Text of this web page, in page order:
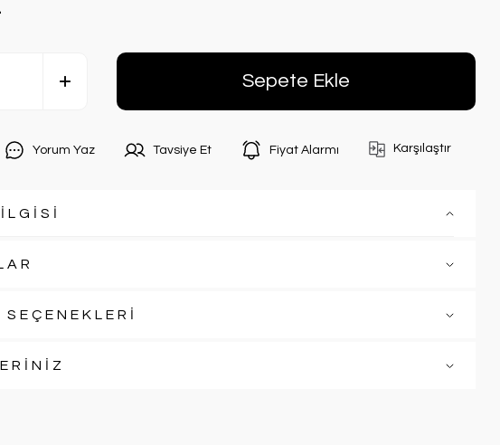
Sepete Ekle
Yorum Yaz Tavsiye Et Fiyat Alarmı Karşılaştır